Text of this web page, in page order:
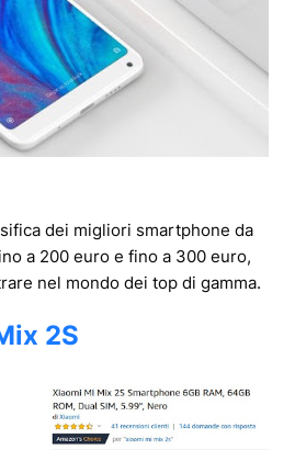
dei migliori smartphone da
a 200 euro e fino a 300 euro,
nel mondo dei top di gamma.
2S